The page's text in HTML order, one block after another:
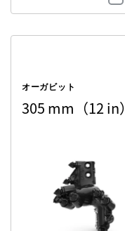
オーガビット
305 mm（12 in